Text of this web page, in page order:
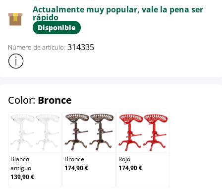
Actualmente muy popular, vale la pena ser
rápido
Disponible
Número de artículo: 314335
Mostrar más información sobre el producto
Color: Bronce
Blanco antiguo
Blanco
antiguo
139,90 €
Bronce
Bronce
174,90 €
Rojo
Rojo
174,90 €